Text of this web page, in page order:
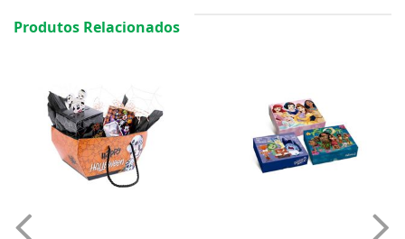
Produtos Relacionados